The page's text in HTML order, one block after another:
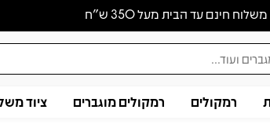
משלוח חינם עד הבית מעל 350 ש״ח
רמקולים רמקולים מוגברים ציוד